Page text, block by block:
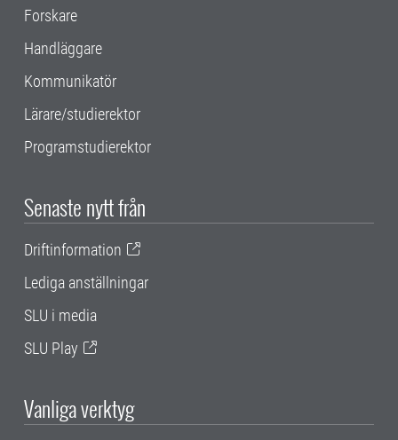
Forskare
Handläggare
Kommunikatör
Lärare/studierektor
Programstudierektor
Senaste nytt från
Driftinformation
Lediga anställningar
SLU i media
SLU Play
Vanliga verktyg